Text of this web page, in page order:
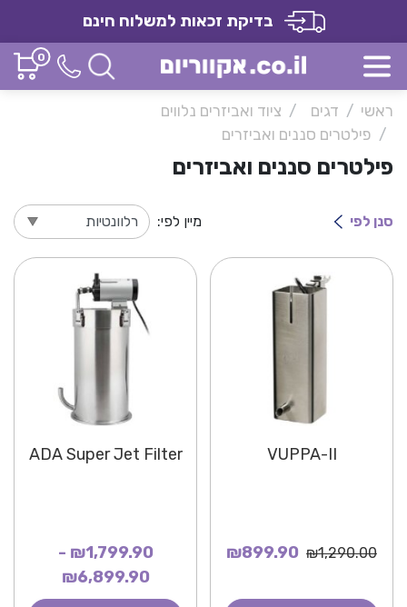
בדיקת זכאות למשלוח חינם
0
ראשי דגים
ציוד ואביזרים נלווים
פילטרים סננים ואביזרים
פילטרים סננים ואביזרים
סנן לפי מיין לפי:
VUPPA-II
₪1,290.00
₪899.90
ADA Super Jet Filter
₪1,799.90 -
₪6,899.90